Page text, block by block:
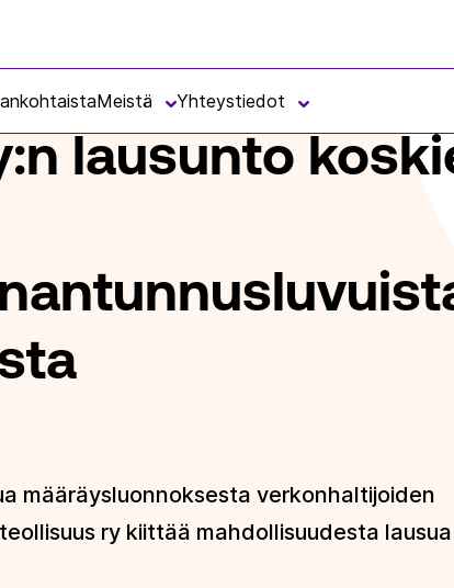
Meistä Yhteystiedot
lausunto
määräysluonnoksesta verkonhaltijoiden
ry kiittää mahdollisuudesta lausua